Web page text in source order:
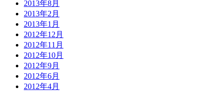
2013年8月
2013年2月
2013年1月
2012年12月
2012年11月
2012年10月
2012年9月
2012年6月
2012年4月